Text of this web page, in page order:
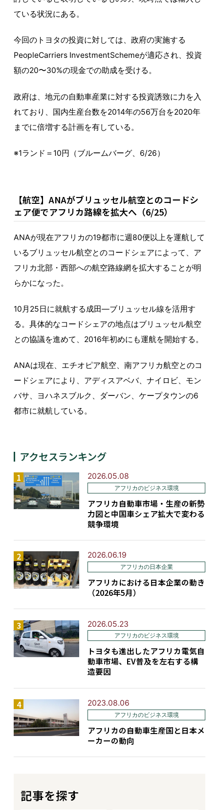
ている状況にある。
今回のトヨタの投資に対しては、政府の実施する
PeopleCarriers InvestmentSchemeが適応され、投資
額の20〜30%の現金での助成を受ける。
政府は、地元の自動車産業に対する投資誘致に力を入
れており、国内生産台数を2014年の56万台を2020年
までに倍増する計画を有している。
※1ランド＝10円（ブルームバーグ、6/26）
【航空】ANAがブリュッセル航空とのコードシ
ェア便でアフリカ路線を拡大へ（6/25）
ANAが現在アフリカの19都市に週80便以上を運航して
いるブリュッセル航空とのコードシェアによって、ア
フリカ北部・西部への航空路線網を拡大することが明
らかになった。
10月25日に就航する成田―ブリュッセル線を活用す
る。具体的なコードシェアの地点はブリュッセル航空
との協議を進めて、2016年初めにも運航を開始する。
ANAは現在、エチオピア航空、南アフリカ航空とのコ
ードシェアにより、アディスアベバ、ナイロビ、モン
バサ、ヨハネスブルク、ダーバン、ケープタウンの6
都市に就航している。
アクセスランキング
2026.05.08
アフリカのビジネス環境
アフリカ自動車市場・生産の新勢
力図と中国車シェア拡大で変わる
競争環境
2026.06.19
アフリカの日本企業
アフリカにおける日本企業の動き
（2026年5月）
2026.05.23
アフリカのビジネス環境
トヨタも進出したアフリカ電気自
動車市場、EV普及を左右する構
造要因
2023.08.06
アフリカのビジネス環境
アフリカの自動車生産国と日本メ
ーカーの動向
記事を探す